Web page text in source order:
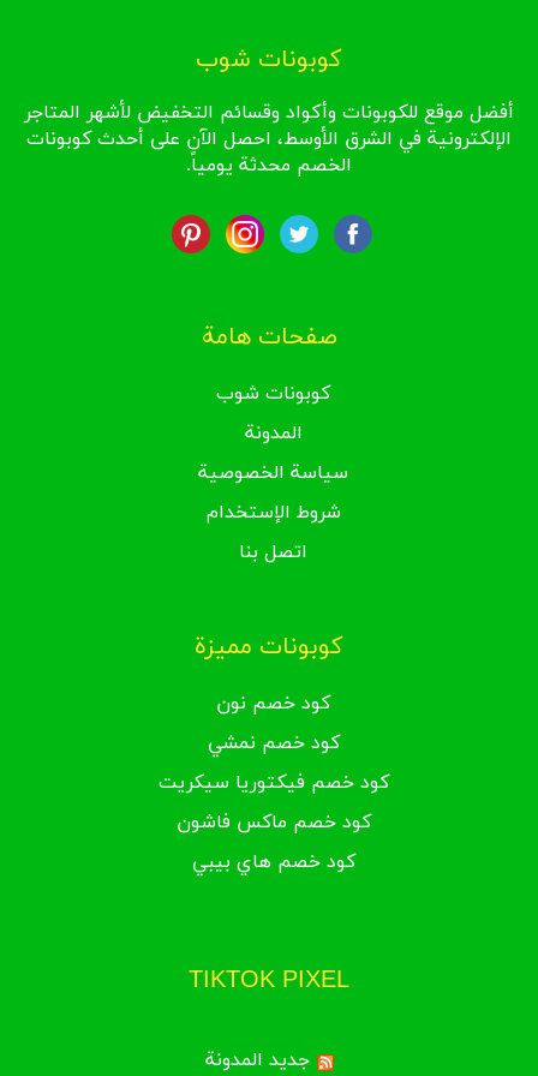
كوبونات شوب
أفضل موقع للكوبونات وأكواد وقسائم التخفيض لأشهر المتاجر
الإلكترونية في الشرق الأوسط، احصل الآن على أحدث كوبونات
الخصم محدثة يومياً.
صفحات هامة
كوبونات شوب
المدونة
سياسة الخصوصية
شروط الإستخدام
اتصل بنا
كوبونات مميزة
كود خصم نون
كود خصم نمشي
كود خصم فيكتوريا سيكريت
كود خصم ماكس فاشون
كود خصم هاي بيبي
TIKTOK PIXEL
جديد المدونة